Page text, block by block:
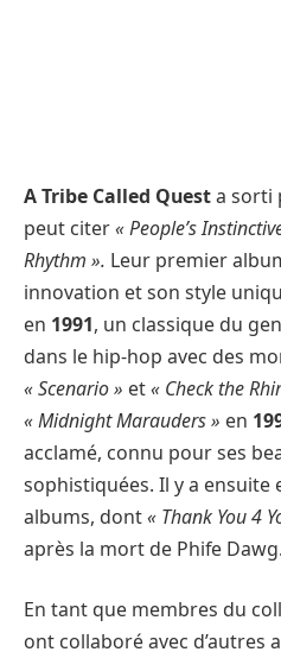
A Tribe Called Questa sorti
peut citer« People’s
Rhythm ». Leur premier
innovation et son style
en 1991, un classique du
dans le hip-hop avec des
« Scenario » et« Check the
« Midnight Marauders » en
acclamé, connu pour ses
sophistiquées. Il y a ensuite
albums, dont« Thank You 4
après la mort de Phife Dawg.
En tant que membres du
ont collaboré avec d’autres